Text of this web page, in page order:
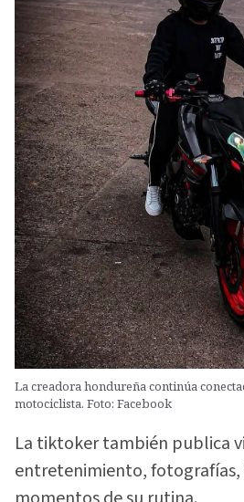
La creadora hondureña continúa
motociclista. Foto: Facebook
La tiktoker también publica
entretenimiento, fotografías,